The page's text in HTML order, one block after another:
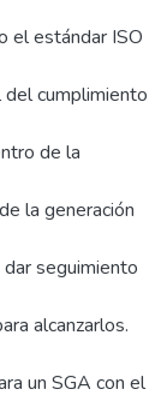
el estándar ISO
del cumplimiento
de la
la generación
seguimiento
alcanzarlos.
un SGA con el